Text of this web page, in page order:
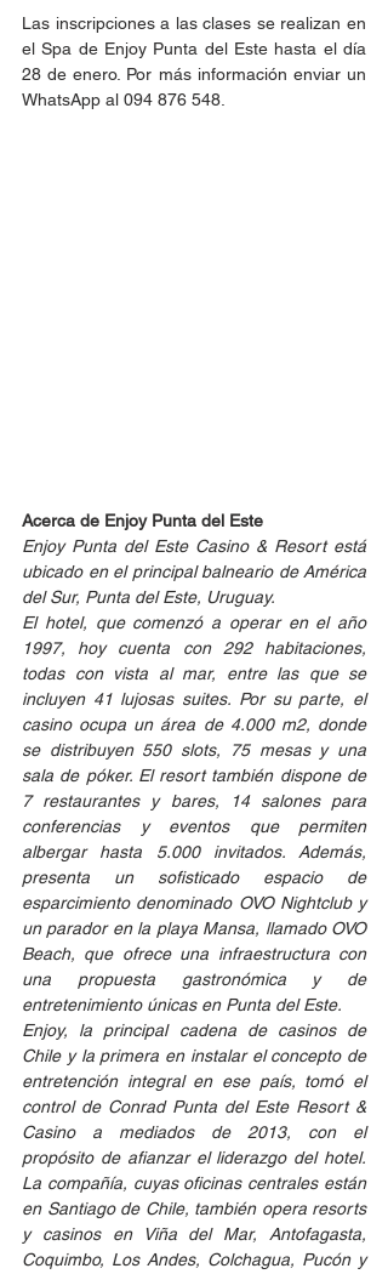
Las inscripciones a las clases se realizan en
el Spa de Enjoy Punta del Este hasta el día
28 de enero. Por más información enviar un
WhatsApp al 094 876 548.
Acerca de Enjoy Punta del Este
Enjoy Punta del Este Casino & Resort está
ubicado en el principal balneario de América
del Sur, Punta del Este, Uruguay.
El hotel, que comenzó a operar en el año
1997, hoy cuenta con 292 habitaciones,
todas con vista al mar, entre las que se
incluyen 41 lujosas suites. Por su parte, el
casino ocupa un área de 4.000 m2, donde
se distribuyen 550 slots, 75 mesas y una
sala de póker. El resort también dispone de
7 restaurantes y bares, 14 salones para
conferencias y eventos que permiten
albergar hasta 5.000 invitados. Además,
presenta un sofisticado espacio de
esparcimiento denominado OVO Nightclub y
un parador en la playa Mansa, llamado OVO
Beach, que ofrece una infraestructura con
una propuesta gastronómica y de
entretenimiento únicas en Punta del Este.
Enjoy, la principal cadena de casinos de
Chile y la primera en instalar el concepto de
entretención integral en ese país, tomó el
control de Conrad Punta del Este Resort &
Casino a mediados de 2013, con el
propósito de afianzar el liderazgo del hotel.
La compañía, cuyas oficinas centrales están
en Santiago de Chile, también opera resorts
y casinos en Viña del Mar, Antofagasta,
Coquimbo, Los Andes, Colchagua, Pucón y